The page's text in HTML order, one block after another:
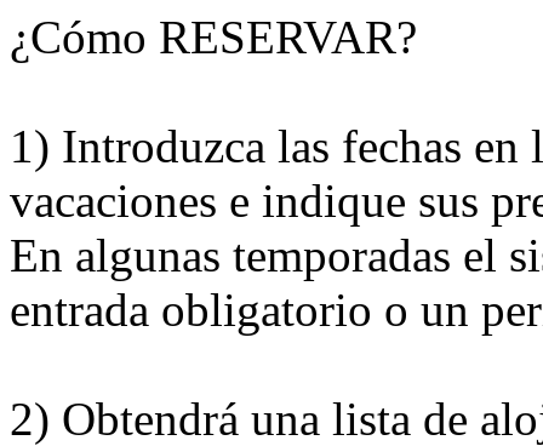
¿Cómo RESERVAR?
1) Introduzca las fechas en
vacaciones e indique sus
En algunas temporadas el
entrada obligatorio o un
2) Obtendrá una lista de